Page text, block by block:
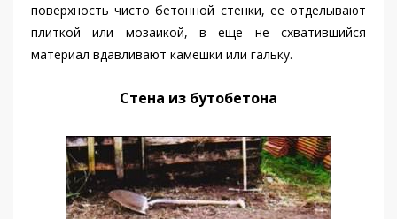
поверхность чисто бетонной стенки, ее отделывают
плиткой или мозаикой, в еще не схватившийся
материал вдавливают камешки или гальку.
Стена из бутобетона